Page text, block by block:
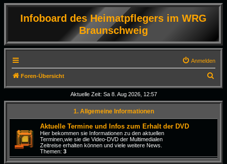
Infoboard des Heimatpflegers im WRG
Braunschweig
Anmelden
Foren-Übersicht
u
c
Aktuelle Zeit: Sa 8. Aug 2026, 12:57
1. Allgemeine Informationen
Aktuelle Termine und Infos zum Erhalt der DVD
Hier bekommen sie Informationen zu den aktuellen
Terminen,wie sie die Video-DVD der Multimedialen
Zeitreise erhalten können und viele weitere News.
Themen: 3